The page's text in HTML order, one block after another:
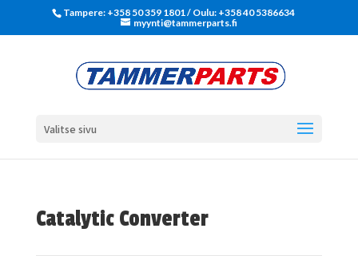
Tampere: +358 50 359 1801‬ / Oulu: +358 40 5386634
myynti@tammerparts.fi
Valitse sivu
Catalytic Converter